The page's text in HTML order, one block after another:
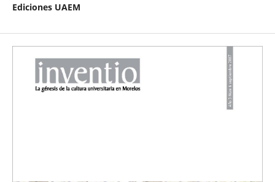
Ediciones UAEM